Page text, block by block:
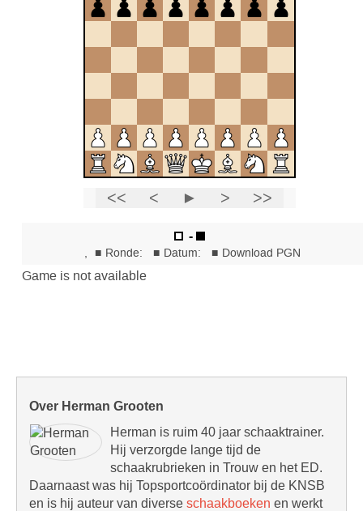
Over Herman Grooten
Herman is ruim 40 jaar schaaktrainer.
Hij verzorgde lange tijd de
schaakrubrieken in Trouw en het ED.
Daarnaast was hij Topsportcoördinator bij de KNSB
en is hij auteur van diverse schaakboeken en werkt